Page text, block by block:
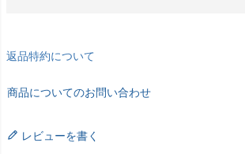
返品特約について
商品についてのお問い合わせ
レビューを書く